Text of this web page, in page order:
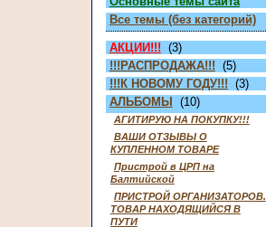
Все темы (без категорий)
АКЦИИ!!! (3)
!!!РАСПРОДАЖА!!! (5)
!!!К НОВОМУ ГОДУ!!! (3)
АЛЬБОМЫ (10)
АГИТИРУЮ НА ПОКУПКУ!!!
ВАШИ ОТЗЫВЫ О
КУПЛЕННОМ ТОВАРЕ
Пристрой в ЦРП на
Балтийской
ПРИСТРОЙ ОРГАНИЗАТОРОВ.
ТОВАР НАХОДЯЩИЙСЯ В
ПУТИ